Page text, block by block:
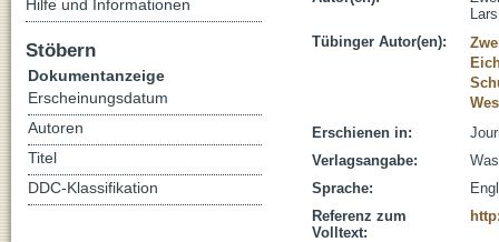
Lars
Tübinger Autor(en):
Erschienen in:
Verlagsangabe:
Sprache:
Referenz zum
Volltext:
Hilfe und Informationen
Stöbern
Dokumentanzeige
Erscheinungsdatum
Autoren
Titel
DDC-Klassifikation